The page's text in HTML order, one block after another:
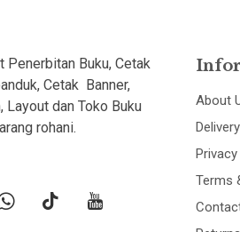
Penerbitan Buku, Cetak
Cetak Banner,
Layout dan Toko Buku
rohani.
About
Terms